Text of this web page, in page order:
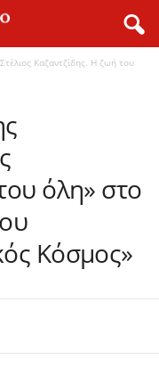
Καζαντζίδης. Η ζωή του
όλη» στο
Κόσμος»